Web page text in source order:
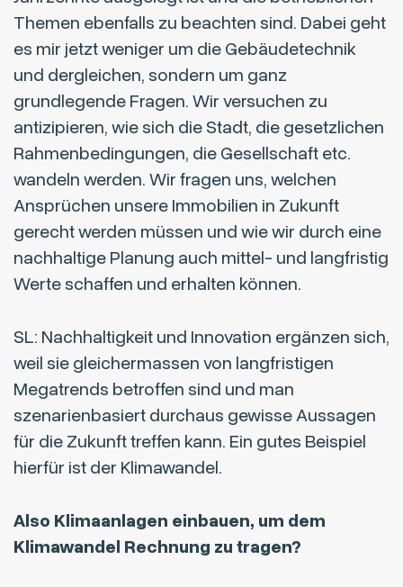
Themen ebenfalls zu beachten sind. Dabei geht
es mir jetzt weniger um die Gebäudetechnik
und dergleichen, sondern um ganz
grundlegende Fragen. Wir versuchen zu
antizipieren, wie sich die Stadt, die gesetzlichen
Rahmenbedingungen, die Gesellschaft etc.
wandeln werden. Wir fragen uns, welchen
Ansprüchen unsere Immobilien in Zukunft
gerecht werden müssen und wie wir durch eine
nachhaltige Planung auch mittel- und langfristig
Werte schaffen und erhalten können.
SL: Nachhaltigkeit und Innovation ergänzen sich,
weil sie gleichermassen von langfristigen
Megatrends betroffen sind und man
szenarienbasiert durchaus gewisse Aussagen
für die Zukunft treffen kann. Ein gutes Beispiel
hierfür ist der Klimawandel.
Also Klimaanlagen einbauen, um dem
Klimawandel Rechnung zu tragen?